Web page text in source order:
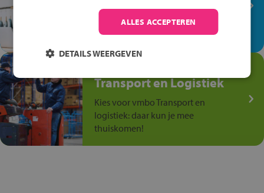
Ontdek via het vmbo jouw talent
op de winkelvloer, waar elke dag
anders is!
Transport en Logistiek
Kies voor vmbo Transport en
logistiek: daar kun je mee
thuiskomen!
ALLES ACCEPTEREN
DETAILS WEERGEVEN